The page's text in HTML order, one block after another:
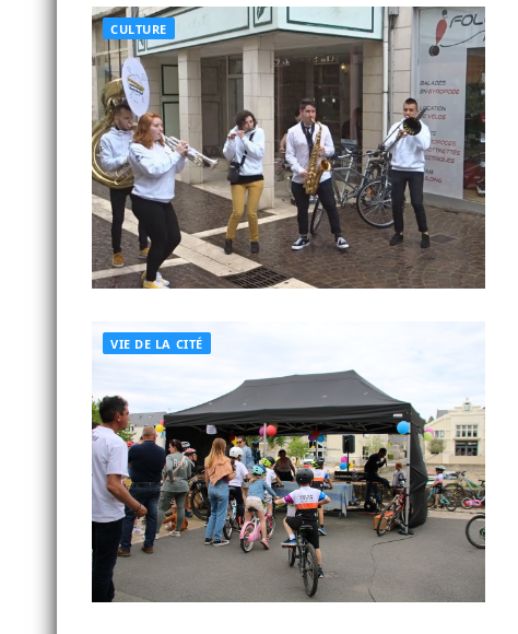
CULTURE
VIE DE LA CITÉ